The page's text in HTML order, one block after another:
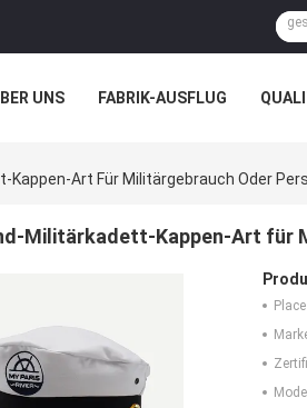
UNS FABRIK-AUSFLUG
Kappen-Art Für Militärgebrauch Oder
Militärkadett-Kappen-Art für